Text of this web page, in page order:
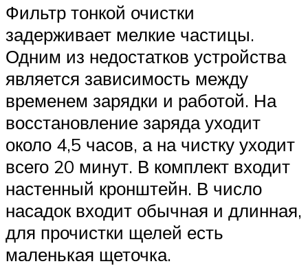
Фильтр тонкой очистки
задерживает мелкие частицы.
Одним из недостатков устройства
является зависимость между
временем зарядки и работой. На
восстановление заряда уходит
около 4,5 часов, а на чистку уходит
всего 20 минут. В комплект входит
настенный кронштейн. В число
насадок входит обычная и длинная,
для прочистки щелей есть
маленькая щеточка.